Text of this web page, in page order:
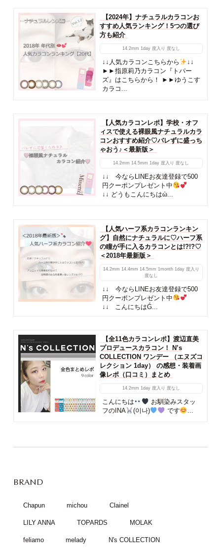
【2024年】ナチュラルカラコンお
すすめ人気ランキング！5つの選び
方も紹介
14.2mm 1day 度入り 度なし
↓↓人気カラコンこちらから
↓↓
►►指原莉乃カラコン『トパー
ズ』はこちらから！ ►►ゆうこす
カラコ...
【人気カラコンレポ】学校・オフ
ィスで使える裸眼風ナチュラルカラ
コンおすすめ紹介♡バレずに盛っち
ゃおう♪＜最新版＞
14.2mm 14.5mm 1day 度入り 度なし
↓↓ 今ならLINEお友達登録で500
円クーポンプレゼント中
↓↓ どうもこんにちはὠ...
【人気ハーフ系カラコンランキン
グ】自然にナチュラルに♡ハーフ系
の瞳が手に入るカラコンとは!?!?♡
＜2018年最新版＞
14.2mm 14.4mm 14.5mm 1month 1day 度入り
度なし
↓↓ 今ならLINEお友達登録で500
円クーポンプレゼント中
↓↓ こんにちはǴ...
【全11色カラコンレポ】渡辺直美
プロデュースカラコン！ N’s
COLLECTION ワンデー （エヌズコ
レクション 1day） の感想・装着画
像レポ（口コミ）まとめ
14.2mm 1day 度入り 度なし
こんにちは
お馴染みスタッ
フのINA
(이나) です ...
BRAND
Chapun michou Clainel
LILY ANNA TOPARDS MOLAK
feliamo melady N's COLLECTION